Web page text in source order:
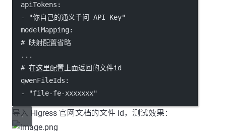
apiTokens :
  -
"你自己的通义千问 API Key"
modelMapping:
# 映射配置省略
...
# 在这里配置上面返回的文件id
qwenFileIds :
  -
"file-fe-xxxxxxx"
导入 Higress 官网文档的文件 id，测试效果：